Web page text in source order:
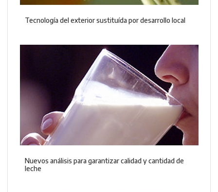
Tecnología del exterior sustituída por desarrollo local
Nuevos análisis para garantizar calidad y cantidad de
leche